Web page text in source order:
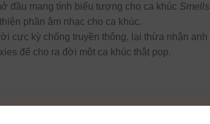
đầu mang tính biểu tượng cho ca khúc
phần âm nhạc cho ca khúc.
cực kỳ chống truyền thông, lại thừa nhận
để cho ra đời một ca khúc thật pop.